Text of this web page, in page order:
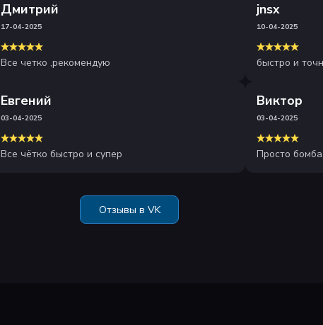
Дмитрий
17-04-2025
Все четко ,рекомендую
jnsx
10-04-2025
быстро и
Евгений
03-04-2025
Все чётко быстро и супер
Виктор
03-04-2025
Просто
Отзывы в VK